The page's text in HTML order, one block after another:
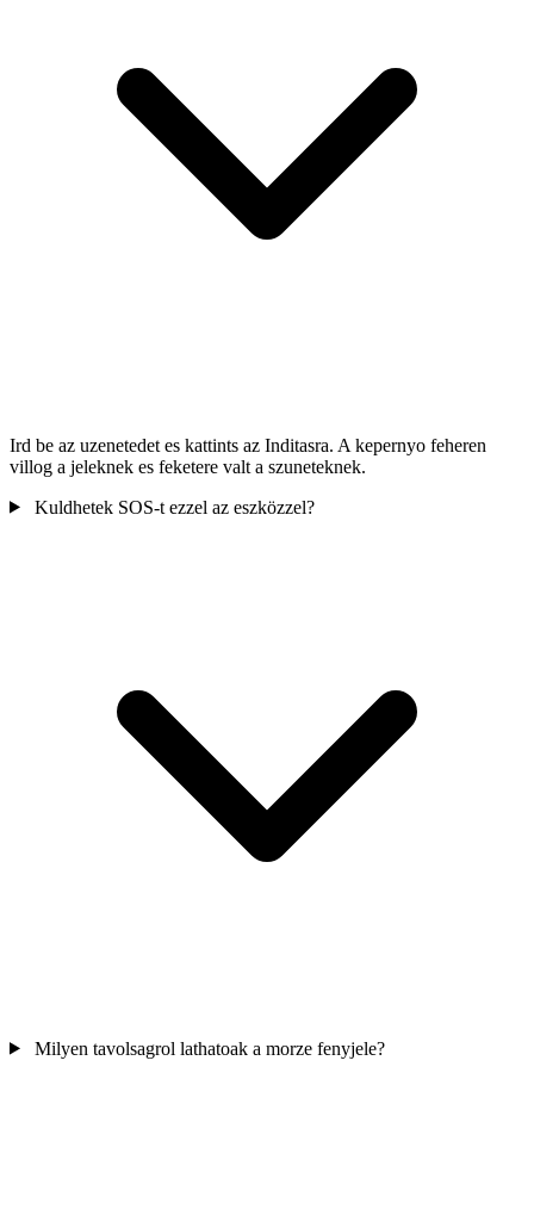
Ird be az uzenetedet es kattints az Inditasra. A kepernyo feheren
villog a jeleknek es feketere valt a szuneteknek.
Kuldhetek SOS-t ezzel az eszközzel?
Milyen tavolsagrol lathatoak a morze fenyjele?